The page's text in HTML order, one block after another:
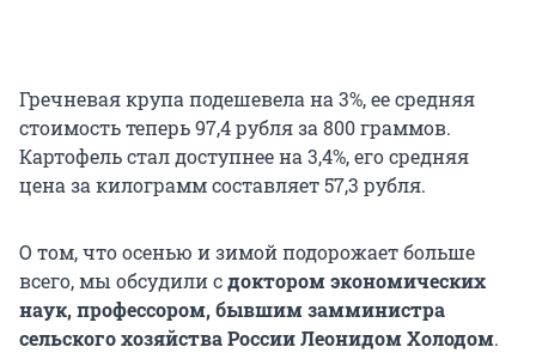
Гречневая крупа подешевела на 3%, ее средняя
стоимость теперь97,4 рубляза800 граммов.
Картофель стал доступнее на 3,4%, его средняя
цена за килограмм составляет 57,3 рубля.
О том, что осенью и зимой подорожает больше
всего, мы обсудили сдоктором экономических
наук, профессором, бывшим замминистра
сельского хозяйства России Леонидом Холодом.